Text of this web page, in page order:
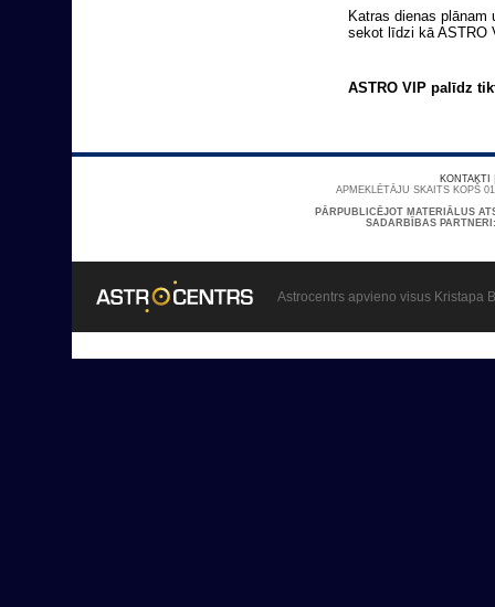
Katras dienas
sekot līdzi kā ASTRO
ASTRO VIP palīdz
KONTAKTI
APMEKLĒTĀJU SKAITS KOPŠ
PĀRPUBLICĒJOT MATERIĀLUS
SADARBĪBAS
Astrocentrs apvieno visus Kristapa